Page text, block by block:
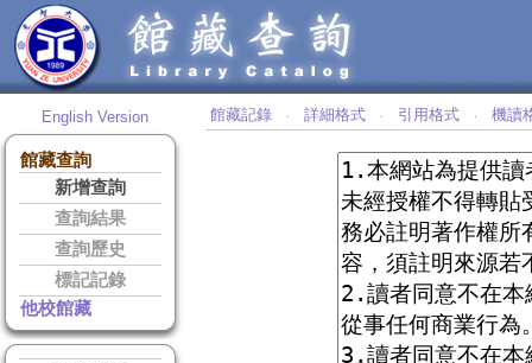
English Version
館藏查詢
新增查詢
查詢結果
查詢歷史
標記記錄
他校館藏
館藏記錄 ‧ 詳細格式 ‧ 引用格式 ‧ 機讀